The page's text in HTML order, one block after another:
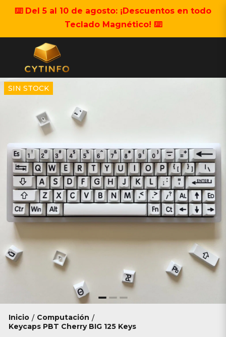
⌨️ Del 5 al 10 de agosto: ¡Descuentos en todo
Teclado Magnético! ⌨️
SIN STOCK
Inicio / Computación /
Keycaps PBT Cherry BIG 125 Keys